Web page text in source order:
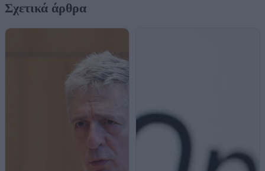
Σχετικά άρθρα